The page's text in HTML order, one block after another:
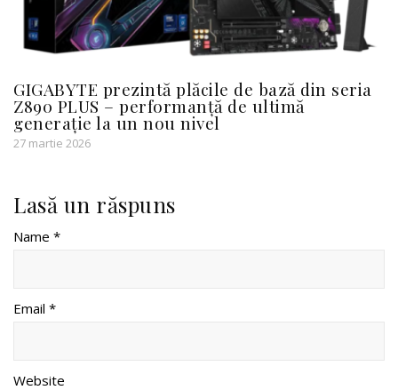
GIGABYTE prezintă plăcile de bază din seria
Z890 PLUS – performanță de ultimă
generație la un nou nivel
27 martie 2026
Lasă un răspuns
Name *
Email *
Website